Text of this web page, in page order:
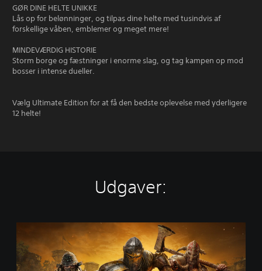
GØR DINE HELTE UNIKKE
Lås op for belønninger, og tilpas dine helte med tusindvis af
forskellige våben, emblemer og meget mere!
MINDEVÆRDIG HISTORIE
Storm borge og fæstninger i enorme slag, og tag kampen op mod
bosser i intense dueller.
Vælg Ultimate Edition for at få den bedste oplevelse med yderligere
12 helte!
Udgaver:
R
H